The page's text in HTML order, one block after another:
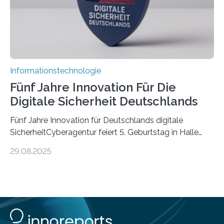
Informationstechnologie
Fünf Jahre Innovation Für Die
Digitale Sicherheit Deutschlands
Fünf Jahre Innovation für Deutschlands digitale
SicherheitCyberagentur feiert 5. Geburtstag in Halle
ErfolgeDie Agentur für Innovation in der
Forschungsarbeit, politischen Grußworten und der
feierlichen Preisverleihung des Ideenwettbewerbs
29.08.2025